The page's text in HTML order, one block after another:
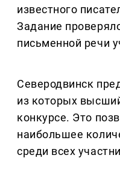
известного
Задание
письменной речи
Северодвинск
из которых
конкурсе. Это
наибольшее
среди всех